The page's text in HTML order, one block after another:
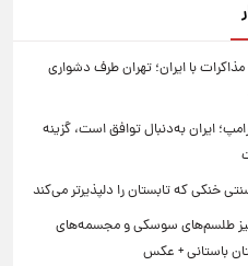
با ایران؛ تهران طرف دشواری
ایران به‌دنبال توافق است، گزینه
خنکی که تابستان را دلپذیرتر می‌کند
طلسم‌های سوسکی و مجسمه‌های
باستانی + عکس